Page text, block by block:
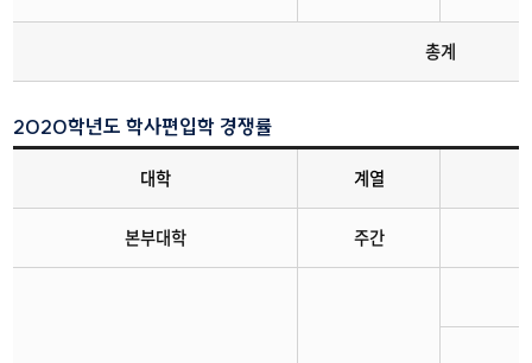
총계
2020학년도 학사편입학 경쟁률
대학 계열
본부대학 주간